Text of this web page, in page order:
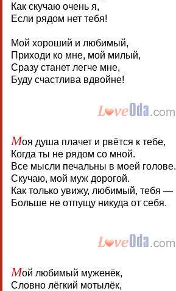
Как скучаю очень я,
Если рядом нет тебя!
Мой хороший и любимый,
Приходи ко мне, мой милый,
Сразу станет легче мне,
Буду счастлива вдвойне!
Моя душа плачет и рвётся к тебе,
Когда ты не рядом со мной.
Все мысли печальны в моей голове.
Скучаю, мой муж дорогой.
Как только увижу, любимый, тебя —
Больше не отпущу никуда от себя.
Мой любимый муженёк,
Словно лёгкий мотылёк,